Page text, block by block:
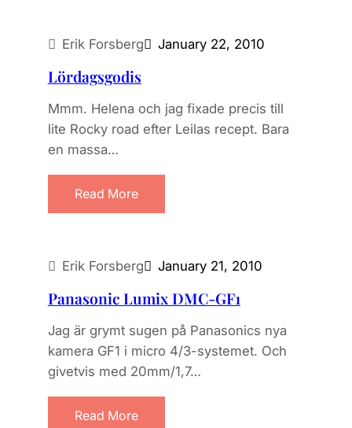
Erik Forsberg January 22, 2010
Lördagsgodis
Mmm. Helena och jag fixade precis till
lite Rocky road efter Leilas recept. Bara
en massa…
Read More
Erik Forsberg January 21, 2010
Panasonic Lumix DMC-GF1
Jag är grymt sugen på Panasonics nya
kamera GF1 i micro 4/3-systemet. Och
givetvis med 20mm/1,7…
Read More